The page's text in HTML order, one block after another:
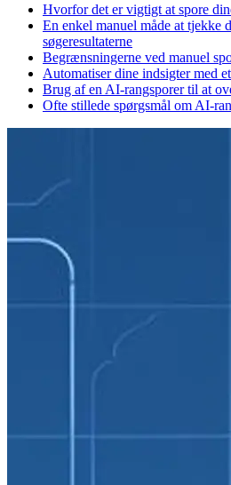
Hvorfor det er vigtigt at spore
En enkel manuel måde at tjekke
søgeresultaterne
Begrænsningerne ved manuel
Automatiser dine indsigter med
Brug af en AI-rangsporer til at
Ofte stillede spørgsmål om AI-